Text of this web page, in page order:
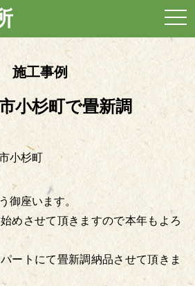
施工事例
小杉町で畳新調
小杉町
御座います。
めさせて頂きますので本年もよろ
ートにて畳新調納品させて頂きま